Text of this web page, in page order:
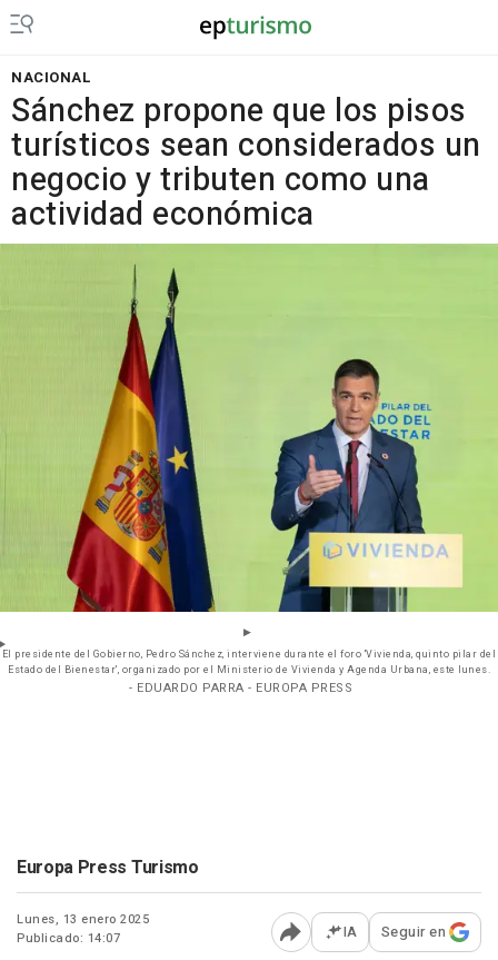
NACIONAL
Sánchez propone que los pisos
turísticos sean considerados un
negocio y tributen como una
actividad económica
El presidente del Gobierno, Pedro Sánchez, interviene durante el foro 'Vivienda, quinto pilar del
Estado del Bienestar', organizado por el Ministerio de Vivienda y Agenda Urbana, este lunes.
- EDUARDO PARRA - EUROPA PRESS
Europa Press Turismo
Lunes, 13 enero 2025
Publicado: 14:07
Abrir opciones para
IA Seguir en